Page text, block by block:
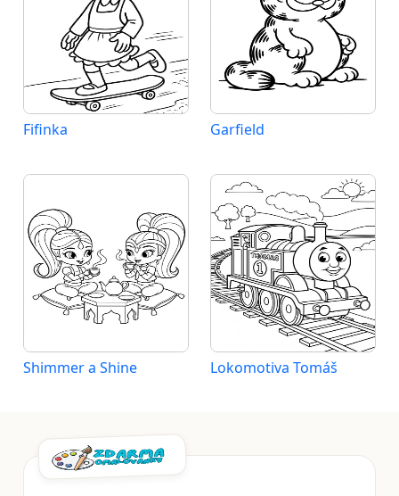
Fifinka Garfield
Shimmer a Shine Lokomotiva Tomáš